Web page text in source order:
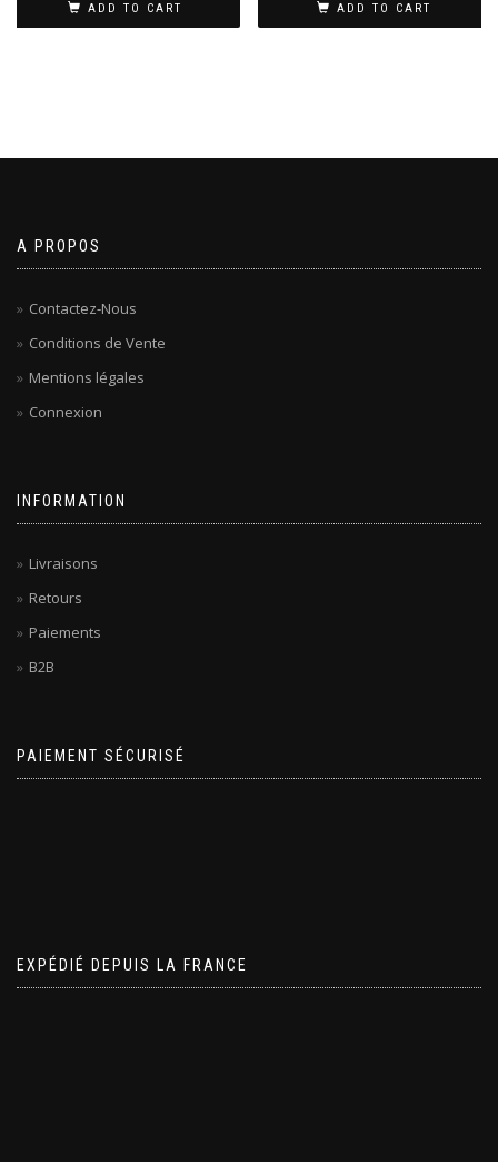
ADD TO CART ADD TO CART
A PROPOS
Contactez-Nous
Conditions de Vente
Mentions légales
Connexion
INFORMATION
Livraisons
Retours
Paiements
B2B
PAIEMENT SÉCURISÉ
EXPÉDIÉ DEPUIS LA FRANCE